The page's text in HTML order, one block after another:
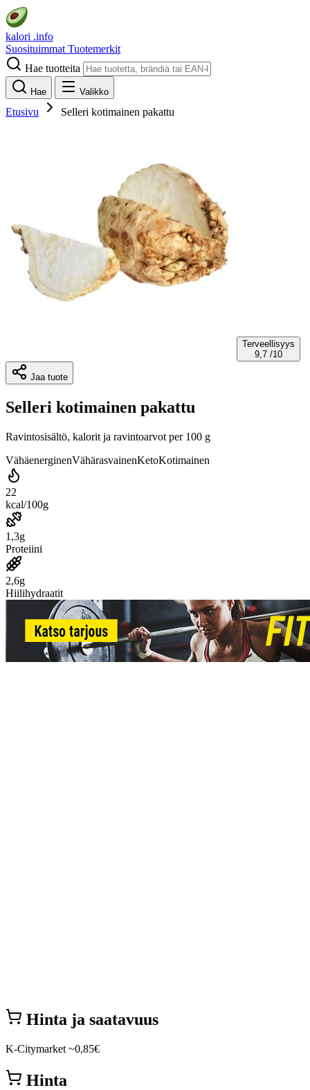
kalori .info
Suosituimmat Tuotemerkit
Hae tuotteita
Hae Valikko
Etusivu Selleri kotimainen pakattu
Terveellisyys
9,7 /10
Jaa tuote
Selleri kotimainen pakattu
Ravintosisältö, kalorit ja ravintoarvot per 100 g
VähäenerginenVähärasvainenKetoKotimainen
22
kcal/100g
1,3g
Proteiini
2,6g
Hiilihydraatit
Hinta ja saatavuus
K-Citymarket ~0,85€
Hinta